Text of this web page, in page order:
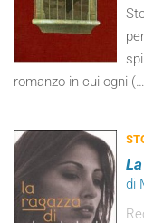
romanzo in cui ogni
di